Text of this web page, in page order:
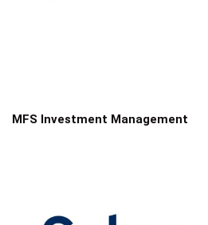
MFS Investment Management